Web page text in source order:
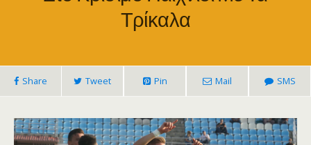
Τρίκαλα
Share Tweet Pin Mail SMS